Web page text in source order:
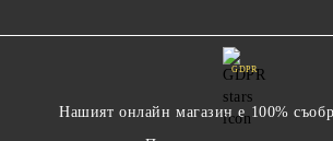
GDPR
Нашият онлайн магазин е 100%